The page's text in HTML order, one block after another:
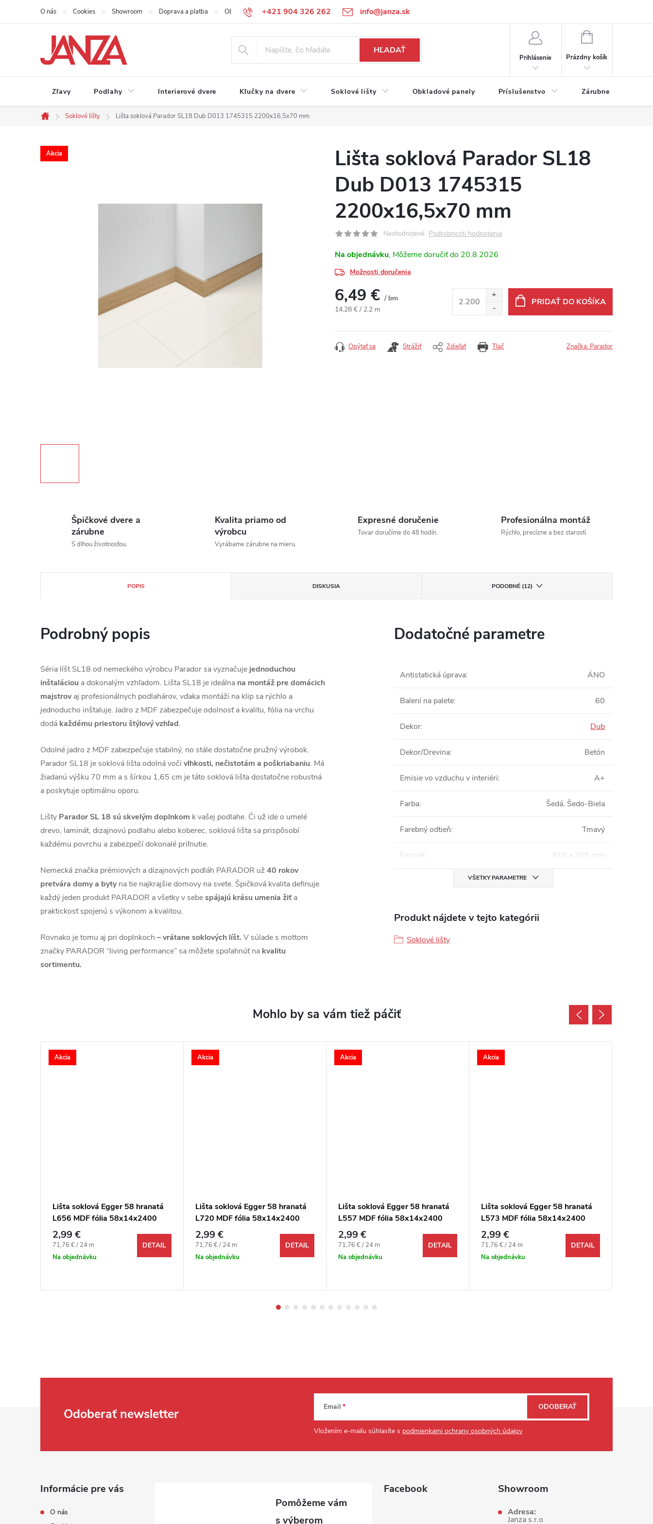
Prejsť na obsah +421 904 326 262 info@janza.sk
O nás Cookies Showroom Doprava a platba Obchodné podmienky Reklamačné podmienky Podmienky ochrany osobných údajov
HĽADAŤ
Prihlásenie
NÁKUPNÝ KOŠÍK
Prázdny košík
Zľavy Podlahy Interierové dvere Kľučky na dvere Soklové lišty Obkladové panely Príslušenstvo Zárubne
Domov
Soklové lišty Lišta soklová Parador SL18 Dub D013 1745315 2200x16,5x70 mm
Akcia
Lišta soklová Parador SL18
Dub D013 1745315
2200x16,5x70 mm
Neohodnotené Podrobnosti hodnotenia
Na objednávku 20.8.2026
Možnosti doručenia
6,49 € / bm
Jednotková cena:
14,28 € / 2.2 m
PRIDAŤ DO KOŠÍKA
Tlač
Opýtať sa Strážiť Zdieľať Značka: Parador
Špičkové dvere a
zárubne
S dlhou životnosťou.
Kvalita priamo od
výrobcu
Vyrábame zárubne na mieru.
Expresné doručenie
Tovar doručíme do 48 hodín.
Profesionálna montáž
Rýchlo, precízne a bez starostí.
POPIS DISKUSIA PODOBNÉ (12)
Podrobný popis
Séria líšt SL18 od nemeckého výrobcu Parador sa vyznačuje jednoduchou
inštaláciou a dokonalým vzhľadom. Lišta SL18 je ideálna na montáž pre domácich
majstrovaj profesionálnych podlahárov, vďaka montáži na klip sa rýchlo a
jednoducho inštaluje. Jadro z MDF zabezpečuje odolnosť a kvalitu, fólia na vrchu
dodá každému priestoru štýlový vzhľad.
Odolné jadro z MDF zabezpečuje stabilný, no stále dostatočne pružný výrobok.
Parador SL18 je soklová lišta odolná voči vlhkosti, nečistotám a poškriabaniu. Má
žiadanú výšku 70 mm a s šírkou 1,65 cm je táto soklová lišta dostatočne robustná
a poskytuje optimálnu oporu.
Lišty Parador SL 18 sú skvelým doplnkom k vašej podlahe. Či už ide o umelé
drevo, laminát, dizajnovú podlahu alebo koberec, soklová lišta sa prispôsobí
každému povrchu a zabezpečí dokonalé priľnutie.
Nemecká značka prémiových a dizajnových podláh PARADOR už40 rokov
pretvára domy a bytyna tie najkrajšie domovy na svete. Špičková kvalita definuje
každý jeden produkt PARADOR a všetky v sebespájajú krásu umenia žiť a
praktickosť spojenú s výkonom a kvalitou.
Rovnako je tomu aj pri doplnkoch – vrátane soklových líšt. V súlade s mottom
značky PARADOR “living performance” sa môžete spoľahnúť na kvalitu
sortimentu.
Dodatočné parametre
Antistatická úprava: ÁNO
Balení na palete: 60
Dekor: Dub
Dekor/Drevina: Betón
Emisie vo vzduchu v interiéri: A+
Farba: Šedá, Šedo-Biela
Farebný odtieň: Tmavý
Formát: 610 x 305 mm
VŠETKY PARAMETRE
Produkt nájdete v tejto kategórii
Soklové lišty
Akcia
Lišta soklová Egger 58 hranatá
L656 MDF fólia 58x14x2400
mm
2,99 €
Jednotková cena:
71,76 € / 24 m
Na objednávku
DETAIL
Akcia
Lišta soklová Egger 58 hranatá
L720 MDF fólia 58x14x2400
mm
2,99 €
Jednotková cena:
71,76 € / 24 m
Na objednávku
DETAIL
Akcia
Lišta soklová Egger 58 hranatá
L557 MDF fólia 58x14x2400
mm
2,99 €
Jednotková cena:
71,76 € / 24 m
Na objednávku
DETAIL
Akcia
Lišta soklová Egger 58 hranatá
L573 MDF fólia 58x14x2400
mm
2,99 €
Jednotková cena:
71,76 € / 24 m
Na objednávku
DETAIL
Odoberať newsletter Email
Vložením e-mailu súhlasíte s podmienkami ochrany osobných údajov
ODOBERAŤ
Informácie pre vás
O nás
Facebook Showroom
Adresa:
Janza s.r.o